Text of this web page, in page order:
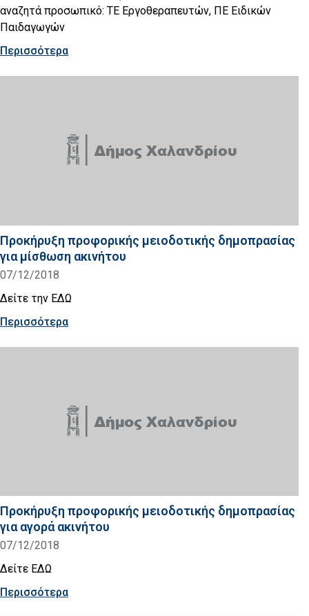
αναζητά προσωπικό: ΤΕ Εργοθεραπευτών, ΠΕ Ειδικών
Παιδαγωγών
Περισσότερα
Προκήρυξη προφορικής μειοδοτικής δημοπρασίας
για μίσθωση ακινήτου
07/12/2018
Δείτε την ΕΔΩ
Περισσότερα
Προκήρυξη προφορικής μειοδοτικής δημοπρασίας
για αγορά ακινήτου
07/12/2018
Δείτε ΕΔΩ
Περισσότερα